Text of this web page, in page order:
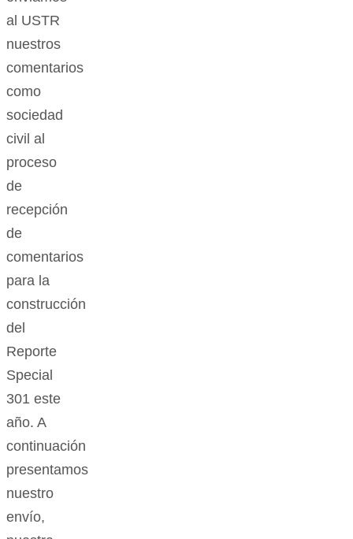
al USTR
nuestros
comentarios
como
sociedad
civil al
proceso
de
recepción
de
comentarios
para la
construcción
del
Reporte
Special
301 este
año. A
continuación
presentamos
nuestro
envío,